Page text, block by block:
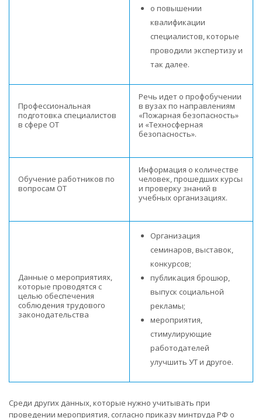
о повышении
квалификации
специалистов, которые
проводили экспертизу и
так далее.
Профессиональная
подготовка специалистов
в сфере ОТ
Речь идет о профобучении
в вузах по направлениям
«Пожарная безопасность»
и «Техносферная
безопасность».
Обучение работников по
вопросам ОТ
Информация о количестве
человек, прошедших курсы
и проверку знаний в
учебных организациях.
Данные о мероприятиях,
которые проводятся с
целью обеспечения
соблюдения трудового
законодательства
Организация
семинаров, выставок,
конкурсов;
публикация брошюр,
выпуск социальной
рекламы;
мероприятия,
стимулирующие
работодателей
улучшить УТ и другое.
Среди других данных, которые нужно учитывать при
проведении мероприятия, согласно приказу минтруда РФ о